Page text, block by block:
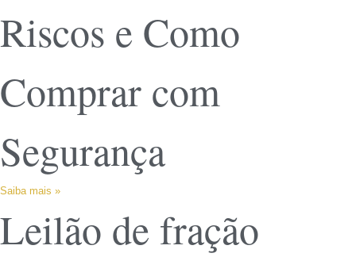
Riscos e Como
Comprar com
Segurança
Saiba mais »
Leilão de fração